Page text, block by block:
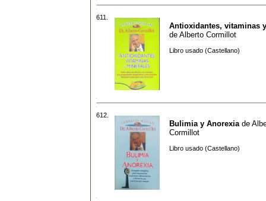
611.
Antioxidantes, vitaminas
de Alberto Cormillot
Libro usado (Castellano)
612.
Bulimia y Anorexia de
Cormillot
Libro usado (Castellano)